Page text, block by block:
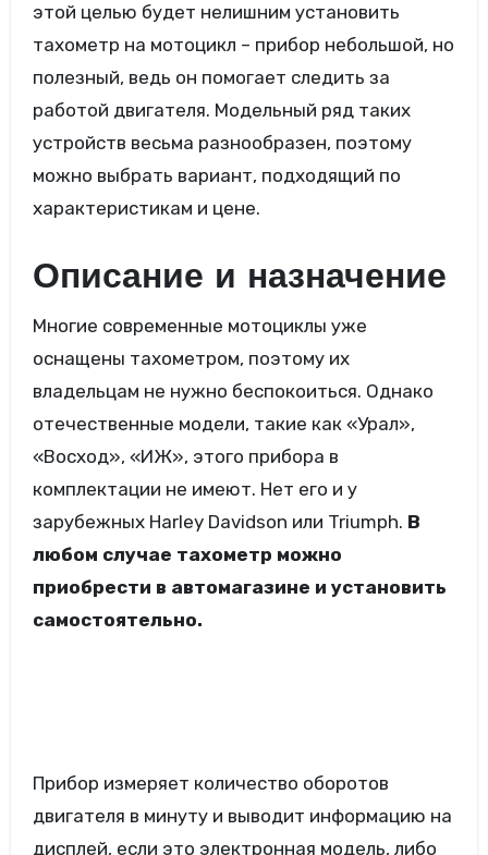
этой целью будет нелишним установить
тахометр на мотоцикл – прибор небольшой, но
полезный, ведь он помогает следить за
работой двигателя. Модельный ряд таких
устройств весьма разнообразен, поэтому
можно выбрать вариант, подходящий по
характеристикам и цене.
Описание и назначение
Многие современные мотоциклы уже
оснащены тахометром, поэтому их
владельцам не нужно беспокоиться. Однако
отечественные модели, такие как «Урал»,
«Восход», «ИЖ», этого прибора в
комплектации не имеют. Нет его и у
зарубежных Harley Davidson или Triumph. В
любом случае тахометр можно
приобрести в автомагазине и установить
самостоятельно.
Прибор измеряет количество оборотов
двигателя в минуту и выводит информацию на
дисплей, если это электронная модель, либо